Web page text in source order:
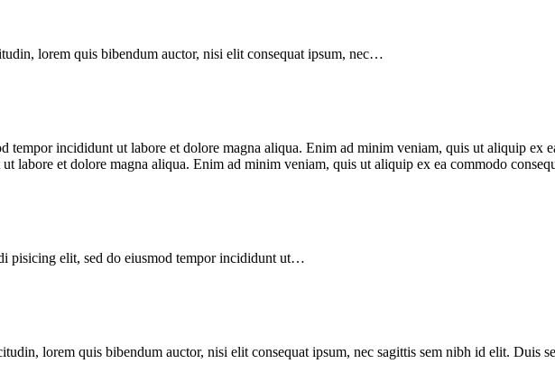
lorem quis bibendum auctor, nisi elit consequat ipsum, nec…
tempor incididunt ut labore et dolore magna aliqua. Enim ad minim veniam, quis ut aliquip ex
labore et dolore magna aliqua. Enim ad minim veniam, quis ut aliquip ex ea commodo
pisicing elit, sed do eiusmod tempor incididunt ut…
lorem quis bibendum auctor, nisi elit consequat ipsum, nec sagittis sem nibh id elit. Duis